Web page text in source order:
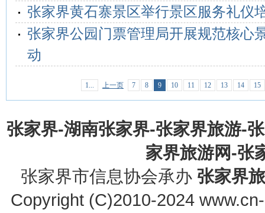
张家界黄石寨景区举行景区服务礼仪
张家界公园门票管理局开展规范核心
动
1... 上一页 7 8 9 10 11 12 13 14 15
张家界-湖南张家界-张家界旅游-
家界旅游网-张
张家界市信息协会承办 张家界
Copyright (C)2010-2024